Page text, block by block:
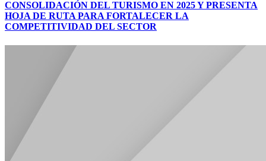
CONSOLIDACIÓN DEL TURISMO EN 2025 Y PRESENTA
HOJA DE RUTA PARA FORTALECER LA
COMPETITIVIDAD DEL SECTOR